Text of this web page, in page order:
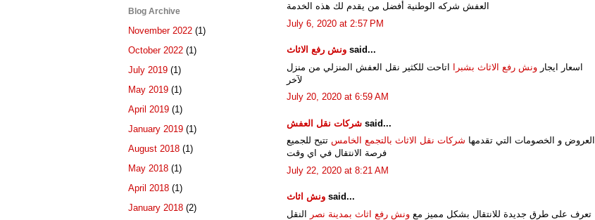
العفش شركه الوطنية أفضل من يقدم لك هذه الخدمة
July 6, 2020 at 2:57 PM
ونش رفع الاثاث said...
اسعار ايجار ونش رفع الاثاث بشبرا اتاحت للكثير نقل العفش المنزلي من منزل
لآخر
July 20, 2020 at 6:59 AM
شركات نقل العفش said...
العروض و الخصومات التي تقدمها شركات نقل الاثاث بالتجمع الخامس تتيح للجميع
فرصة الانتقال في اي وقت
July 22, 2020 at 8:21 AM
ونش اثاث said...
تعرف على طرق جديدة للانتقال بشكل مميز مع ونش رفع اثاث بمدينة نصر
النقل
Blog Archive
November 2022 (1)
October 2022 (1)
July 2019 (1)
May 2019 (1)
April 2019 (1)
January 2019 (1)
August 2018 (1)
May 2018 (1)
April 2018 (1)
January 2018 (2)